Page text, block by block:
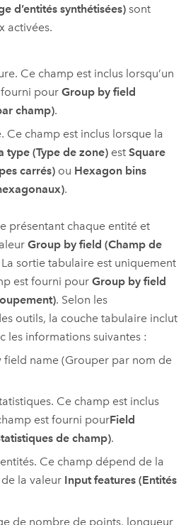
d’entités synthétisées) sont
activées.
Ce champ est inclus lorsqu’un
fourni pourGroup by field
champ).
Ce champ est inclus lorsque la
type (Type de zone) estSquare
carrés) ou Hexagon bins
.
présentant chaque entité et
Group by field (Champ de
La sortie tabulaire est uniquement
est fourni pourGroup by field
. Selon les
outils, la couche tabulaire inclut
les informations suivantes :
field name (Grouper par nom de
Ce champ est inclus
est fourni pourField
de champ).
Ce champ dépend de la
la valeur Input features (Entités
de nombre de points, longueur